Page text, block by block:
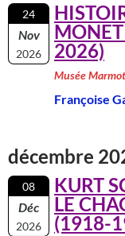
24
Nov
2026
2026)
Musée
Françoise
décembre
08
Déc
2026
KURT
LE
(1918-